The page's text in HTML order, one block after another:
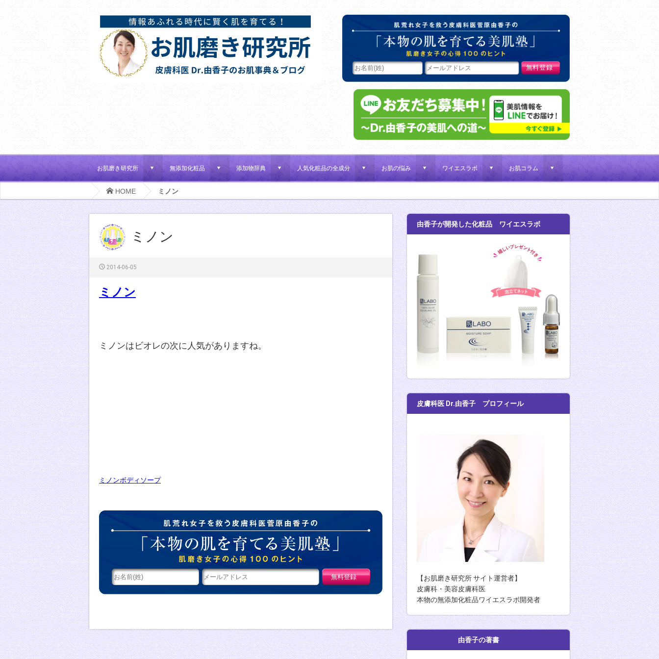
肌荒れ女子を救う皮膚科医菅
お肌磨き研究所 d 無添加化粧品 d 添加物辞典 d 人気化粧品の全成分 d お肌の悩み d ワイエスラボ d お肌コラム d
HOME ミノン
ミノン
2014-06-05
ミノン
ミノンはビオレの次に人気がありますね。
ミノンボディソープ
肌荒れ女子を救う皮膚科医菅原由香子先生 「本物の肌を育てる美肌塾」 肌磨
由香子が開発した化粧品 ワイエスラボ
皮膚科医 Dr.由香子 プロフィール
【お肌磨き研究所 サイト運営者】
皮膚科・美容皮膚科医
本物の無添加化粧品ワイエスラボ開発者
由香子の著書